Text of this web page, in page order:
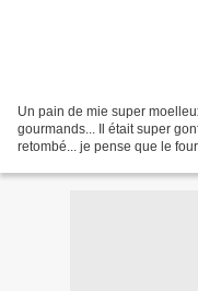
Un pain de mie super
gourmands... Il était super
retombé... je pense que le